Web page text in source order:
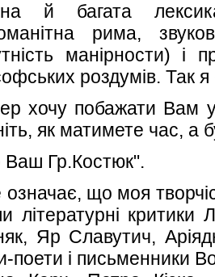
й багата
рима,
манірности)
роздумів. Так
хочу побажати Вам
як матимете час, а
Гр.Костюк".
що моя
літературні
Яр Славутич,
поети і письменники